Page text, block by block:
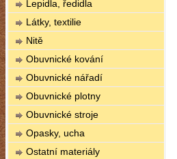
Lepidla, ředidla
Látky, textilie
Nitě
Obuvnické kování
Obuvnické nářadí
Obuvnické plotny
Obuvnické stroje
Opasky, ucha
Ostatní materiály